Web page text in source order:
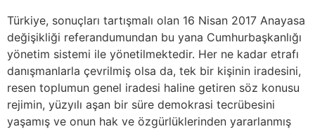
Türkiye, sonuçları tartışmalı olan 16 Nisan 2017 Anayasa
değişikliği referandumundan bu yana Cumhurbaşkanlığı
yönetim sistemi ile yönetilmektedir. Her ne kadar etrafı
danışmanlarla çevrilmiş olsa da, tek bir kişinin iradesini,
resen toplumun genel iradesi haline getiren söz konusu
rejimin, yüzyılı aşan bir süre demokrasi tecrübesini
yaşamış ve onun hak ve özgürlüklerinden yararlanmış